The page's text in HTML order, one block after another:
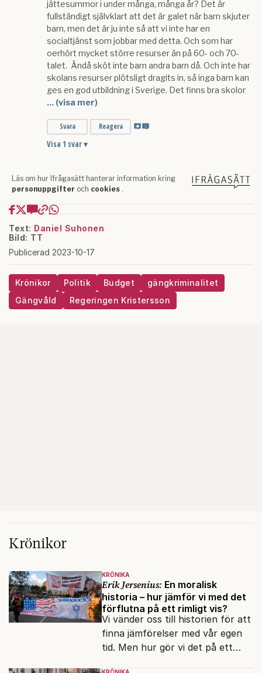
Text: Daniel Suhonen
Bild: TT
Publicerad 2023-10-17
Krönikor Politik Budget
gängkriminalitet
Gängvåld
Regeringen Kristersson
Krönikor
KRÖNIKA
Erik Jersenius: En moralisk
historia – hur jämför vi med det
förflutna på ett rimligt vis?
Vi vänder oss till historien för att
finna jämförelser med vår egen
tid. Men hur gör vi det på ett